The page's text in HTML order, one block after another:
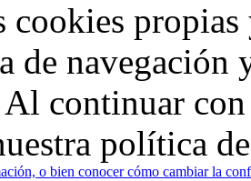
propias
de
continuar
política
o bien conocer cómo cambiar la